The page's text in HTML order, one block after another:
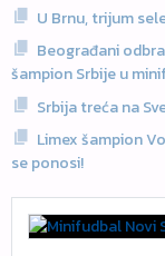
U Brnu, trijum
Beograđani
šampion Srbije u
Srbija treća na
Limex šampion
se ponosi!